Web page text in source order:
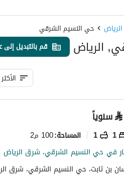
حي النسيم الشرقي
الرياض قم بالتبديل
⃁سنوياً
1
1 المساحة:100 م2
في حي النسيم الشرقي، شرق الرياض
بن ثابت، حي النسيم الشرقي، شرق